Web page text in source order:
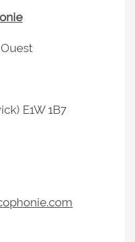
E1W 1B7